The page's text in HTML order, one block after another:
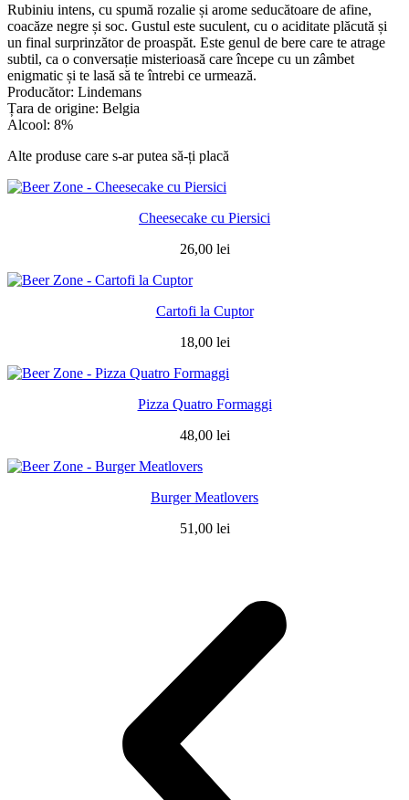
Rubiniu intens, cu spumă rozalie și arome seducătoare de afine,
coacăze negre și soc. Gustul este suculent, cu o aciditate plăcută și
un final surprinzător de proaspăt. Este genul de bere care te atrage
subtil, ca o conversație misterioasă care începe cu un zâmbet
enigmatic și te lasă să te întrebi ce urmează.
Producător: Lindemans
Țara de origine: Belgia
Alcool: 8%
Alte produse care s-ar putea să-ți placă
Cheesecake cu Piersici
26,00 lei
Cartofi la Cuptor
18,00 lei
Pizza Quatro Formaggi
48,00 lei
Burger Meatlovers
51,00 lei